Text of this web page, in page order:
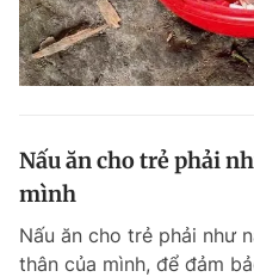
Nấu ăn cho trẻ phải
mình
Nấu ăn cho trẻ phải như
thân của mình, để đảm